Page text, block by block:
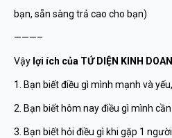
bạn, sẵn sàng trả cao cho bạn)
———–
Vậy lợi ích của TỨ DIỆN KINH
1. Bạn biết điều gì mình mạnh và
2. Bạn biết hôm nay điều gì mình
3. Bạn biết hỏi điều gì khi gặp 1